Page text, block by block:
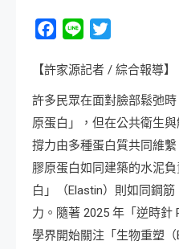
Facebook
Line
【許家源記者 / 綜合報導】
許多民眾在面對臉部鬆弛
原蛋白」，但在公共衛生
撐力由多種蛋白質共同維
膠原蛋白如同建築的水泥
白」（Elastin）則如同鋼
力。隨著 2025 年「逆時
學界開始關注「生物重塑